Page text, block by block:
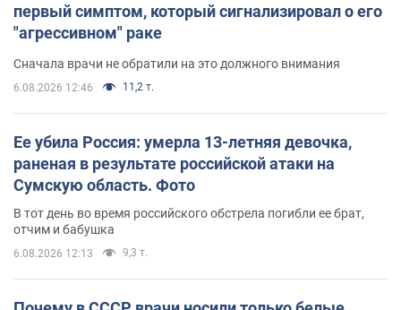
первый симптом, который сигнализировал о его
"агрессивном" раке
Сначала врачи не обратили на это должного внимания
6.08.2026 12:46 11,2 т.
Ее убила Россия: умерла 13-летняя девочка,
раненая в результате российской атаки на
Сумскую область. Фото
В тот день во время российского обстрела погибли ее брат,
отчим и бабушка
6.08.2026 12:13 9,3 т.